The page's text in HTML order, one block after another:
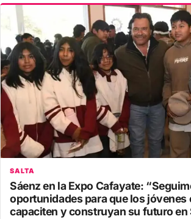
SALTA
Sáenz en la Expo Cafayate:
oportunidades para que los jóvenes
capaciten y construyan su futuro en